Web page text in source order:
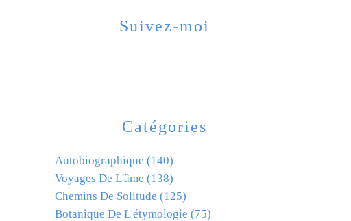
Catégories
Autobiographique (140)
Voyages De L'âme (138)
Chemins De Solitude (125)
Botanique De L'étymologie (75)
Suivez-moi